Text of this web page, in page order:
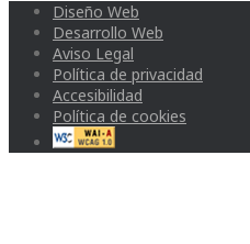
Diseño Web
Desarrollo Web
Aviso Legal
Política de privacidad
Accesibilidad
Política de cookies